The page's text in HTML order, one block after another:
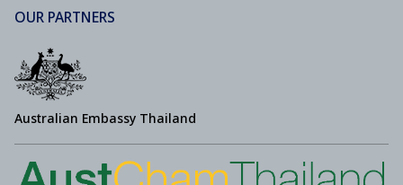
OUR PARTNERS
Australian Embassy Thailand